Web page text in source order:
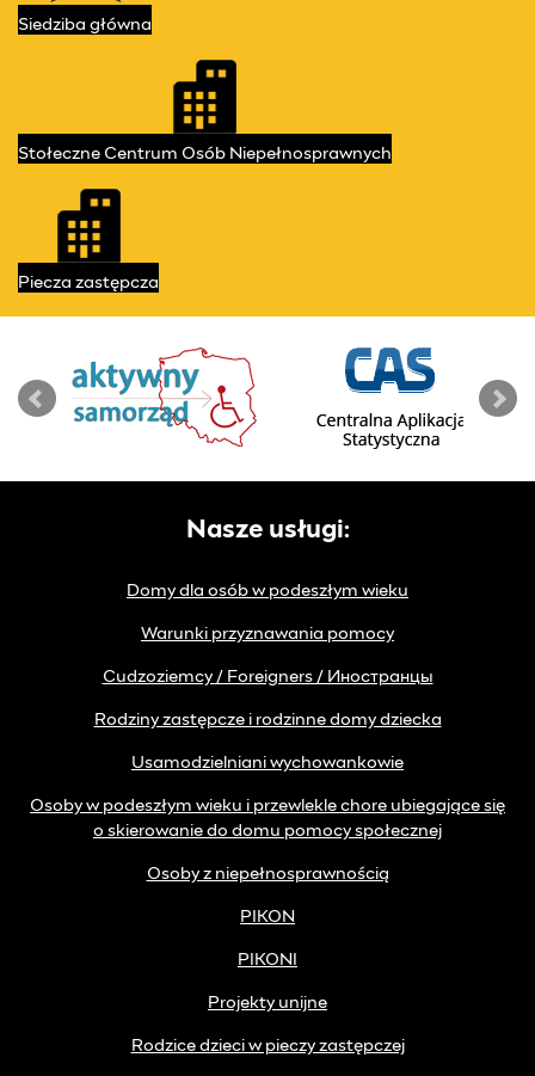
Siedziba główna
Stołeczne Centrum Osób Niepełnosprawnych
Piecza zastępcza
Nasze usługi:
Domy dla osób w podeszłym wieku
Warunki przyznawania pomocy
Cudzoziemcy / Foreigners / Иностранцы
Rodziny zastępcze i rodzinne domy dziecka
Usamodzielniani wychowankowie
Osoby w podeszłym wieku i przewlekle chore ubiegające się
o skierowanie do domu pomocy społecznej
Osoby z niepełnosprawnością
PIKON
PIKONI
Projekty unijne
Rodzice dzieci w pieczy zastępczej